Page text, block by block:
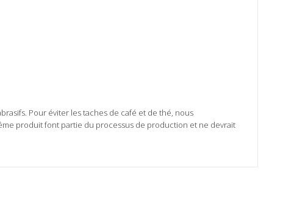
Pour éviter les taches de café et de thé, nous
produit font partie du processus de production et ne devrait